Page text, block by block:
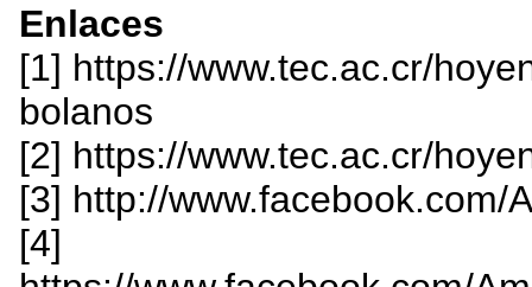
Enlaces
[1] https://www.tec.ac.cr/
bolanos
[2] https://www.tec.ac.cr/
[3] http://www.facebook.com/
[4]